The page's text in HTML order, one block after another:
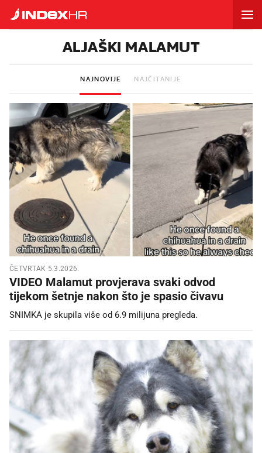
ALJAŠKI MALAMUT
NAJNOVIJE NAJČITANIJE
ČETVRTAK 5.3.2026.
VIDEO Malamut provjerava svaki odvod
tijekom šetnje nakon što je spasio čivavu
SNIMKA je skupila više od 6.9 milijuna pregleda.